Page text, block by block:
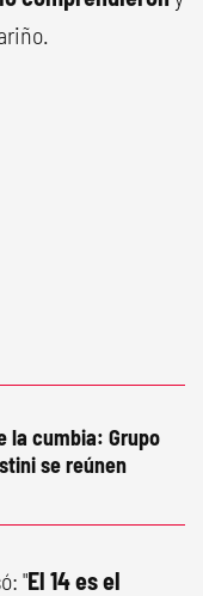
la cumbia: Grupo
se reúnen
"El 14 es el